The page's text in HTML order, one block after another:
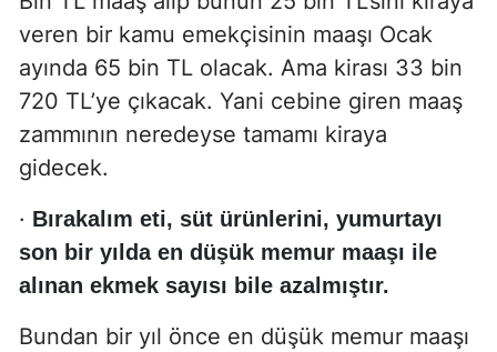
veren bir kamu emekçisinin maaşı Ocak
ayında 65 bin TL olacak. Ama kirası 33 bin
720 TL’ye çıkacak. Yani cebine giren maaş
zammının neredeyse tamamı kiraya
gidecek.
· Bırakalım eti, süt ürünlerini, yumurtayı
son bir yılda en düşük memur maaşı ile
alınan ekmek sayısı bile azalmıştır.
Bundan bir yıl önce en düşük memur maaşı